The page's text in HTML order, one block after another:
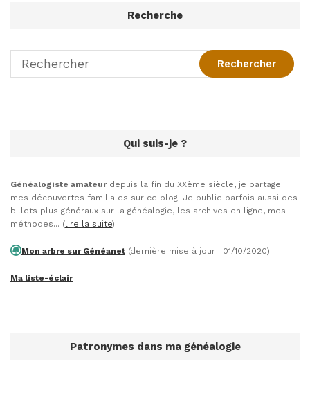
Recherche
Qui suis-je ?
Généalogiste amateurdepuis la fin du XXème siècle, je partage
mes découvertes familiales sur ce blog. Je publie parfois aussi des
billets plus généraux sur la généalogie, les archives en ligne, mes
méthodes... (lire la suite).
Mon arbre sur Généanet (dernière mise à jour : 01/10/2020).
Ma liste-éclair
Patronymes dans ma généalogie